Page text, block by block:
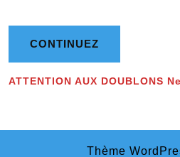
ATTENTION AUX DOUBLONS
Thème